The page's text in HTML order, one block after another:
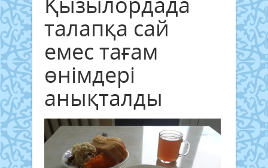
талапқа сай
емес тағам
өнімдері
анықталды